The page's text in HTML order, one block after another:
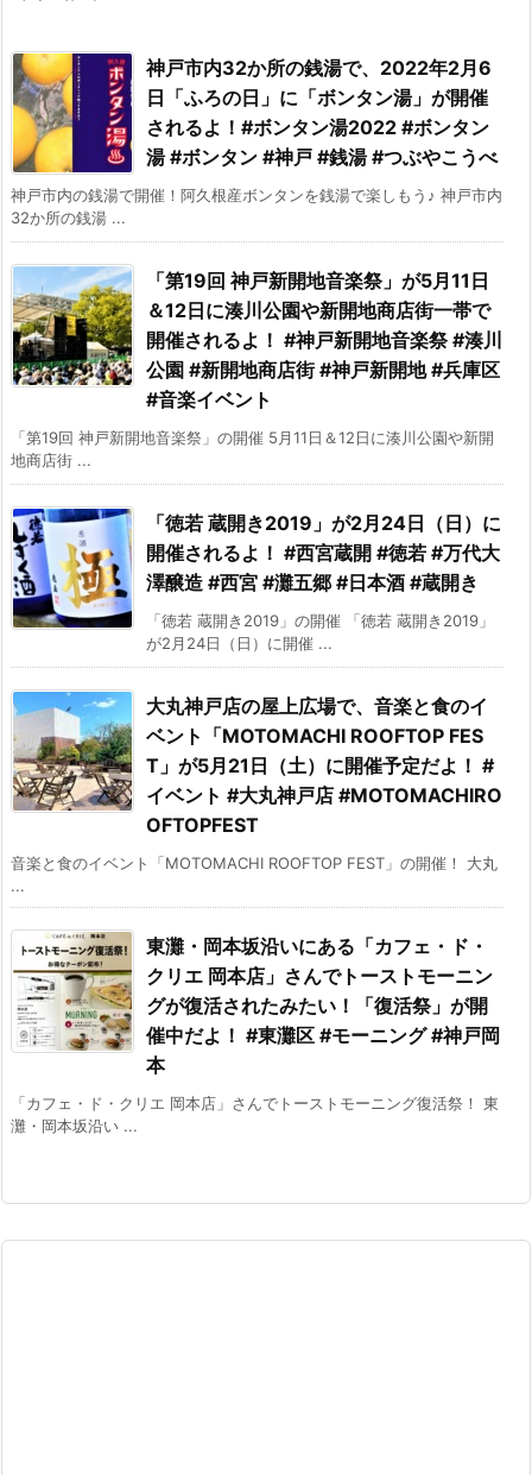
神戸市内32か所の銭湯で、2022年2月6
日「ふろの日」に「ボンタン湯」が開催
されるよ！#ボンタン湯2022 #ボンタン
湯 #ボンタン #神戸 #銭湯 #つぶやこうべ
神戸市内の銭湯で開催！阿久根産ボンタンを銭湯で楽しもう♪ 神戸市内
32か所の銭湯 ...
「第19回 神戸新開地音楽祭」が5月11日
＆12日に湊川公園や新開地商店街一帯で
開催されるよ！ #神戸新開地音楽祭 #湊川
公園 #新開地商店街 #神戸新開地 #兵庫区
#音楽イベント
「第19回 神戸新開地音楽祭」の開催 5月11日＆12日に湊川公園や新開
地商店街 ...
「徳若 蔵開き2019」が2月24日（日）に
開催されるよ！ #西宮蔵開 #徳若 #万代大
澤醸造 #西宮 #灘五郷 #日本酒 #蔵開き
「徳若 蔵開き2019」の開催 「徳若 蔵開き2019」
が2月24日（日）に開催 ...
大丸神戸店の屋上広場で、音楽と食のイ
ベント「MOTOMACHI ROOFTOP FES
T」が5月21日（土）に開催予定だよ！ #
イベント #大丸神戸店 #MOTOMACHIRO
OFTOPFEST
音楽と食のイベント「MOTOMACHI ROOFTOP FEST」の開催！ 大丸
...
東灘・岡本坂沿いにある「カフェ・ド・
クリエ 岡本店」さんでトーストモーニン
グが復活されたみたい！「復活祭」が開
催中だよ！ #東灘区 #モーニング #神戸岡
本
「カフェ・ド・クリエ 岡本店」さんでトーストモーニング復活祭！ 東
灘・岡本坂沿い ...